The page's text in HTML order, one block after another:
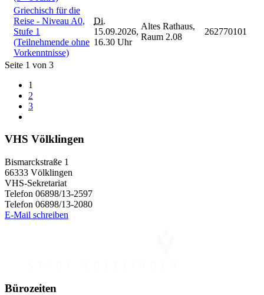
Griechisch für die
Reise - Niveau A0,
Stufe 1
(Teilnehmende ohne
Vorkenntnisse)
Di.
15.09.2026,
16.30 Uhr
Altes Rathaus,
Raum 2.08
262770101
Seite 1 von 3
1
2
3
VHS Völklingen
Bismarckstraße 1
66333 Völklingen
VHS-Sekretariat
Telefon 06898/13-2597
Telefon 06898/13-2080
E-Mail schreiben
Bürozeiten